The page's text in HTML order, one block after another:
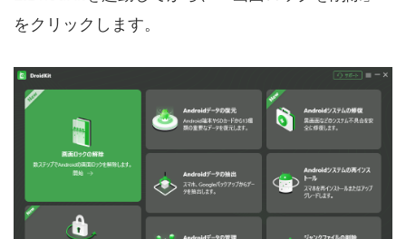
をクリックします。